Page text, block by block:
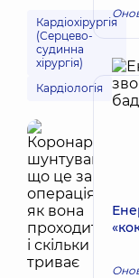
Кардіохірургія
(Серцево-
судинна
хірургія)
Кардіологія